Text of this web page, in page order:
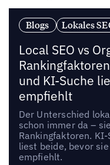
Blogs Lokales
Local SEO vs
und KI-Suche
empfiehlt
Der Unterschied
schon immer da –
Rankingfaktoren.
liest beide, bevor
empfiehlt.